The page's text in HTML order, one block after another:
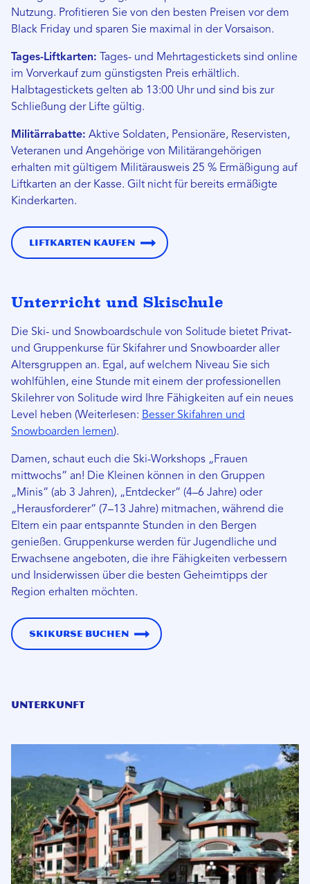
Nutzung. Profitieren Sie von den besten Preisen vor dem
Black Friday und sparen Sie maximal in der Vorsaison.
Tages-Liftkarten: Tages- und Mehrtagestickets sind online
im Vorverkauf zum günstigsten Preis erhältlich.
Halbtagestickets gelten ab 13:00 Uhr und sind bis zur
Schließung der Lifte gültig.
Militärrabatte: Aktive Soldaten, Pensionäre, Reservisten,
Veteranen und Angehörige von Militärangehörigen
erhalten mit gültigem Militärausweis 25 % Ermäßigung auf
Liftkarten an der Kasse. Gilt nicht für bereits ermäßigte
Kinderkarten.
Liftkarten kaufen
Unterricht und Skischule
Die Ski- und Snowboardschule von Solitude bietet Privat-
und Gruppenkurse für Skifahrer und Snowboarder aller
Altersgruppen an. Egal, auf welchem ​​Niveau Sie sich
wohlfühlen, eine Stunde mit einem der professionellen
Skilehrer von Solitude wird Ihre Fähigkeiten auf ein neues
Level heben (Weiterlesen: Besser Skifahren und
Snowboarden lernen).
Damen, schaut euch die Ski-Workshops „Frauen
mittwochs“ an! Die Kleinen können in den Gruppen
„Minis“ (ab 3 Jahren), „Entdecker“ (4–6 Jahre) oder
„Herausforderer“ (7–13 Jahre) mitmachen, während die
Eltern ein paar entspannte Stunden in den Bergen
genießen. Gruppenkurse werden für Jugendliche und
Erwachsene angeboten, die ihre Fähigkeiten verbessern
und Insiderwissen über die besten Geheimtipps der
Region erhalten möchten.
Skikurse buchen
Unterkunft